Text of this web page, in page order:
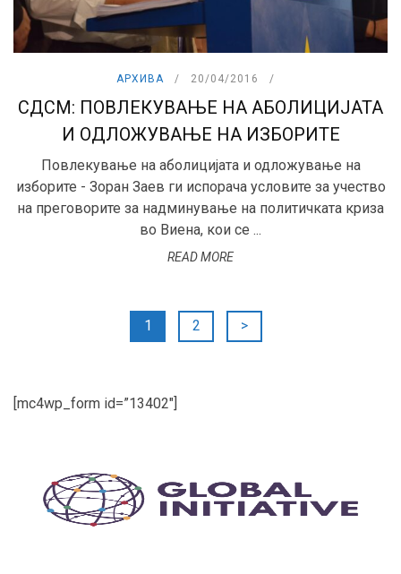
АРХИВА 20/04/2016
СДСМ: ПОВЛЕКУВАЊЕ НА АБОЛИЦИЈАТА
И ОДЛОЖУВАЊЕ НА ИЗБОРИТЕ
Повлекување на аболицијата и одложување на
изборите - Зоран Заев ги испорача условите за учество
на преговорите за надминување на политичката криза
во Виена, кои се ...
READ MORE
1 2 >
[mc4wp_form id=”13402″]